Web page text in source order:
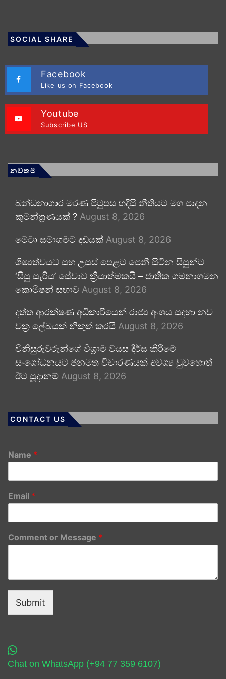
SOCIAL SHARE
Facebook
Like us on Facebook
Youtube
Subscribe US
නවතම
බන්ධනාගාර මරණ පිටුපස හදිසි නීතියට මග පාදන
කුමන්ත්‍රණයක් ? August 8, 2026
මෙටා සමාගමට දඩයක් August 8, 2026
ශිෂ්‍යත්වයට සහ උසස් පෙළට පෙනී සිටින සිසුන්ට
‘සිසු සැරිය’ සේවාව ක්‍රියාත්මකයි – ජාතික ගමනාගමන
කොමිෂන් සභාව August 8, 2026
දත්ත ආරක්ෂණ අධිකාරියෙන් රාජ්‍ය අංශය සඳහා නව
චක්‍ර ලේඛයක් නිකුත් කරයි August 8, 2026
විනිසුරුවරුන්ගේ විශ්‍රාම වයස දීර්ඝ කිරීමේ
සංශෝධනයට ජනමත විචාරණයක් අවශ්‍ය වුවහොත්
ඊට සූදානම් August 8, 2026
CONTACT US
Name *
Email *
Comment or Message *
Submit
Chat on WhatsApp (+94 77 359 6107)